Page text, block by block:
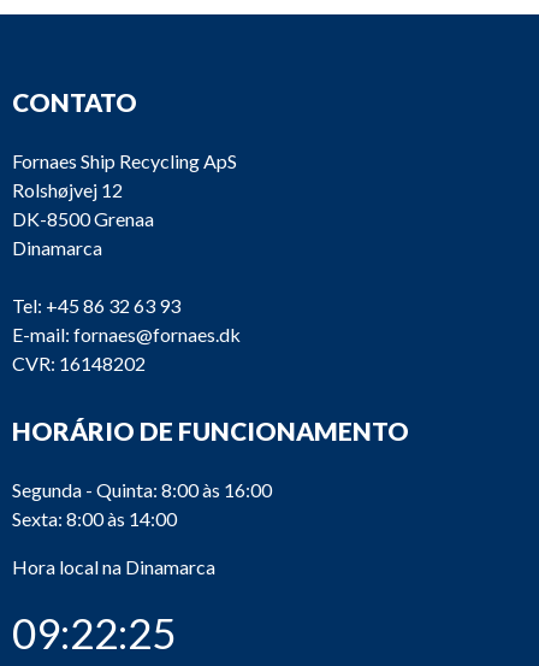
CONTATO
Fornaes Ship Recycling ApS
Rolshøjvej 12
DK-8500 Grenaa
Dinamarca
Tel: +45 86 32 63 93
E-mail: fornaes@fornaes.dk
CVR: 16148202
HORÁRIO DE FUNCIONAMENTO
Segunda - Quinta: 8:00 às 16:00
Sexta: 8:00 às 14:00
Hora local na Dinamarca
09:22:25